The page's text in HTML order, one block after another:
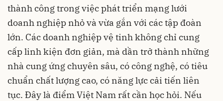
thành công trong việc phát triển mạng lưới
doanh nghiệp nhỏ và vừa gắn với các tập đoàn
lớn. Các doanh nghiệp vệ tinh không chỉ cung
cấp linh kiện đơn giản, mà dần trở thành những
nhà cung ứng chuyên sâu, có công nghệ, có tiêu
chuẩn chất lượng cao, có năng lực cải tiến liên
tục. Đây là điểm Việt Nam rất cần học hỏi. Nếu